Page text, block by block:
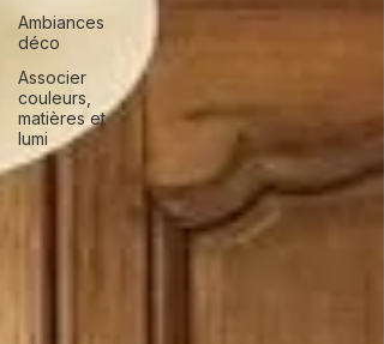
Ambiances
déco
Associer
couleurs,
matières et
lumi